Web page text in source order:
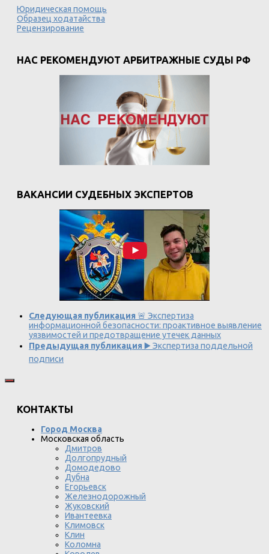
Юридическая помощь
Образец ходатайства
Рецензирование
НАС РЕКОМЕНДУЮТ АРБИТРАЖНЫЕ СУДЫ РФ
ВАКАНСИИ СУДЕБНЫХ ЭКСПЕРТОВ
Следующая публикация 🚨 Экспертиза
информационной безопасности: проактивное выявление
уязвимостей и предотвращение утечек данных
Предыдущая публикация ▶️ Экспертиза поддельной
подписи
КОНТАКТЫ
Город Москва
Московская область
Дмитров
Долгопрудный
Домодедово
Дубна
Егорьевск
Железнодорожный
Жуковский
Ивантеевка
Климовск
Клин
Коломна